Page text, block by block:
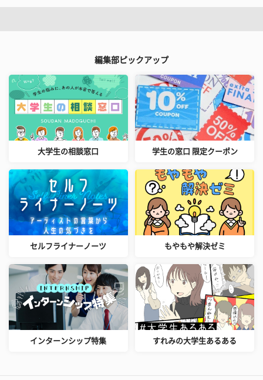
編集部ピックアップ
大学生の相談窓口 学生の窓口 限定クーポン
セルフライナーノーツ もやもや解決ゼミ
インターンシップ特集 すれみの大学生あるある